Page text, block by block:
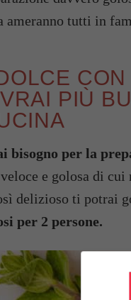
tutti in
PIÙ
bisogno per la
e golosa di
delizioso ti potrai
per 2 persone.